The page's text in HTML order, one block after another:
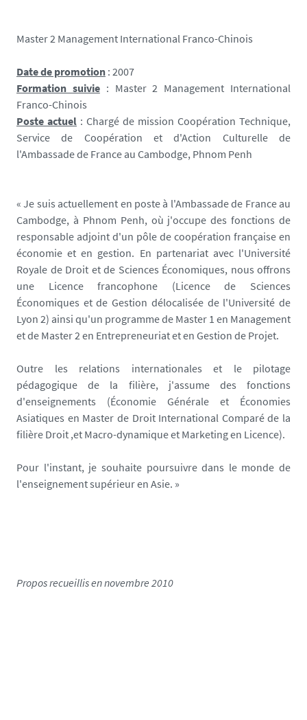
Master 2 Management International Franco-Chinois
Date de promotion : 2007
Formation suivie: Master 2 Management International
Franco-Chinois
Poste actuel : Chargé de mission Coopération Technique,
Service de Coopération et d'Action Culturellede
l'Ambassade de France au Cambodge, Phnom Penh
« Je suis actuellement en poste à l'Ambassade de France au
Cambodge, à Phnom Penh, où j'occupe des fonctions de
responsable adjoint d'un pôle de coopération française en
économie et en gestion. En partenariat avec l'Université
Royale de Droit et de Sciences Économiques, nous offrons
une Licence francophone (Licence de Sciences
Économiques et de Gestion délocalisée de l'Université de
Lyon 2) ainsi qu'un programme de Master 1 en Management
et de Master 2 en Entrepreneuriat et en Gestion de Projet.
Outre les relations internationales et le pilotage
pédagogique de la filière, j'assume des fonctions
d'enseignements (Économie Générale et Économies
Asiatiques en Master de Droit International Comparé de la
filière Droit ,et Macro-dynamique et Marketing en Licence).
Pour l'instant, je souhaite poursuivre dans le monde de
l'enseignement supérieur en Asie. »
Propos recueillis en novembre 2010